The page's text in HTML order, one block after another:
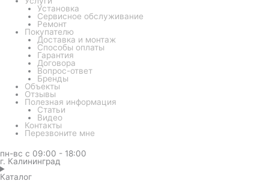
Установка
Сервисное обслуживание
Ремонт
Покупателю
Доставка и монтаж
Способы оплаты
Гарантия
Договора
Вопрос-ответ
Бренды
Объекты
Отзывы
Полезная информация
Статьи
Видео
Контакты
Перезвоните мне
пн-вс с 09:00 - 18:00
г. Калининград
Каталог